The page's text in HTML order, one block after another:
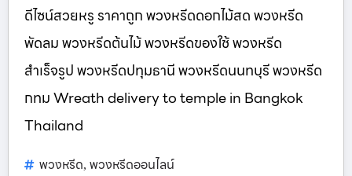
ดีไซน์สวยหรู ราคาถูก พวงหรีดดอกไม้สด พวงหรีด
พัดลม พวงหรีดต้นไม้ พวงหรีดของใช้ พวงหรีด
สำเร็จรูป พวงหรีดปทุมธานี พวงหรีดนนทบุรี พวงหรีด
กทม Wreath delivery to temple in Bangkok
Thailand
พวงหรีด, พวงหรีดออนไลน์